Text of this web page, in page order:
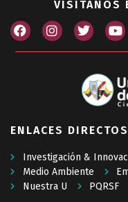
VISÍTANOS
ENLACES DIRECTOS
Investigación &
Medio Ambiente
Nuestra U
PQRSF